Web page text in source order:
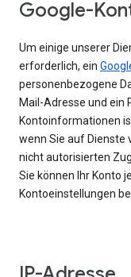
Google-
Um einige unserer
erforderlich, ein
personenbezogene
Mail-Adresse und ein
Kontoinformationen
wenn Sie auf Dienste
nicht autorisierten
Sie können Ihr Konto
Kontoeinstellungen